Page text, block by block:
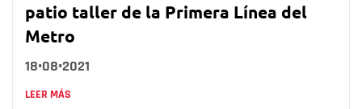
patio taller de la Primera Línea del
Metro
18•08•2021
LEER MÁS